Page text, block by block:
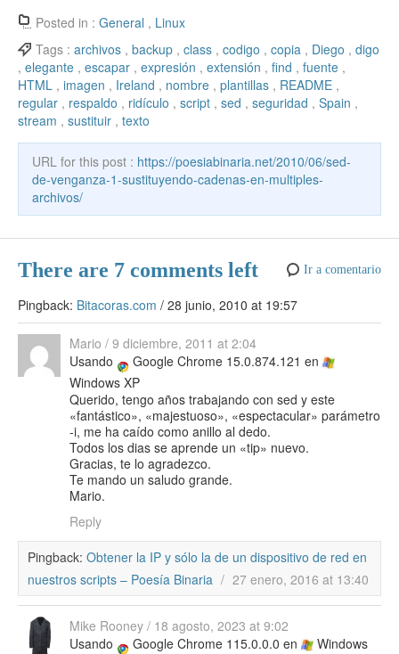
e
b
o
o
k
er
st ar
d
A
p
e
gr
a
m
n
e
a
m
e
k
e
dI
n
ck
et p
ar
tir
Posted in : General , Linux
Tags : archivos , backup , class , codigo , copia , Diego , digo
, elegante , escapar , expresión , extensión , find , fuente ,
HTML , imagen , Ireland , nombre , plantillas , README ,
regular , respaldo , ridículo , script , sed , seguridad , Spain ,
stream , sustituir , texto
URL for this post : https://poesiabinaria.net/2010/06/sed-
de-venganza-1-sustituyendo-cadenas-en-multiples-
archivos/
There are 7 comments left Ir a comentario
Pingback: Bitacoras.com / 28 junio, 2010 at 19:57
Mario / 9 diciembre, 2011 at 2:04
Usando
Google Chrome 15.0.874.121 en
Windows XP
Querido, tengo años trabajando con sed y este
«fantástico», «majestuoso», «espectacular» parámetro
-i, me ha caído como anillo al dedo.
Todos los dias se aprende un «tip» nuevo.
Gracias, te lo agradezco.
Te mando un saludo grande.
Mario.
Reply
Pingback: Obtener la IP y sólo la de un dispositivo de red en
nuestros scripts – Poesía Binaria / 27 enero, 2016 at 13:40
Mike Rooney / 18 agosto, 2023 at 9:02
Usando
Google Chrome 115.0.0.0 en
Windows